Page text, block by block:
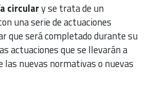
circulary se trata de un
una serie de actuaciones
que será completado durante su
actuaciones que se llevarán a
las nuevas normativas o nuevas